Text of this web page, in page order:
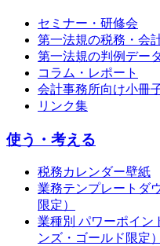
セミナー・研修会
第一法規の税務・会
第一法規の判例デー
コラム・レポート
会計事務所向け小冊
リンク集
使う・考える
税務カレンダー壁紙
業務テンプレートダ
限定）
業種別 パワーポイン
ンズ・ゴールド限定）